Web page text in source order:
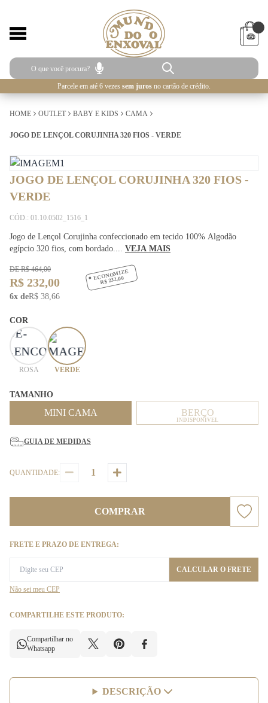
Parcele em até 6 vezes sem juros no cartão de crédito.
HOME OUTLET BABY E KIDS CAMA
JOGO DE LENÇOL CORUJINHA 320 FIOS - VERDE
JOGO DE LENÇOL CORUJINHA 320 FIOS -
VERDE
CÓD.: 01.10.0502_1516_1
Jogo de Lençol Corujinha confeccionado em tecido 100% Algodão
egípcio 320 fios, com bordado.... VEJA MAIS
DE R$ 464,00
R$ 232,00
6x deR$ 38,66
ECONOMIZE
R$ 232,00
COR
ROSA VERDE
TAMANHO
MINI CAMA BERÇO
INDISPONÍVEL
GUIA DE MEDIDAS
QUANTIDADE:
COMPRAR
FRETE E PRAZO DE ENTREGA:
CALCULAR O FRETE
Não sei meu CEP
COMPARTILHE ESTE PRODUTO:
Compartilhar no
Whatsapp
DESCRIÇÃO